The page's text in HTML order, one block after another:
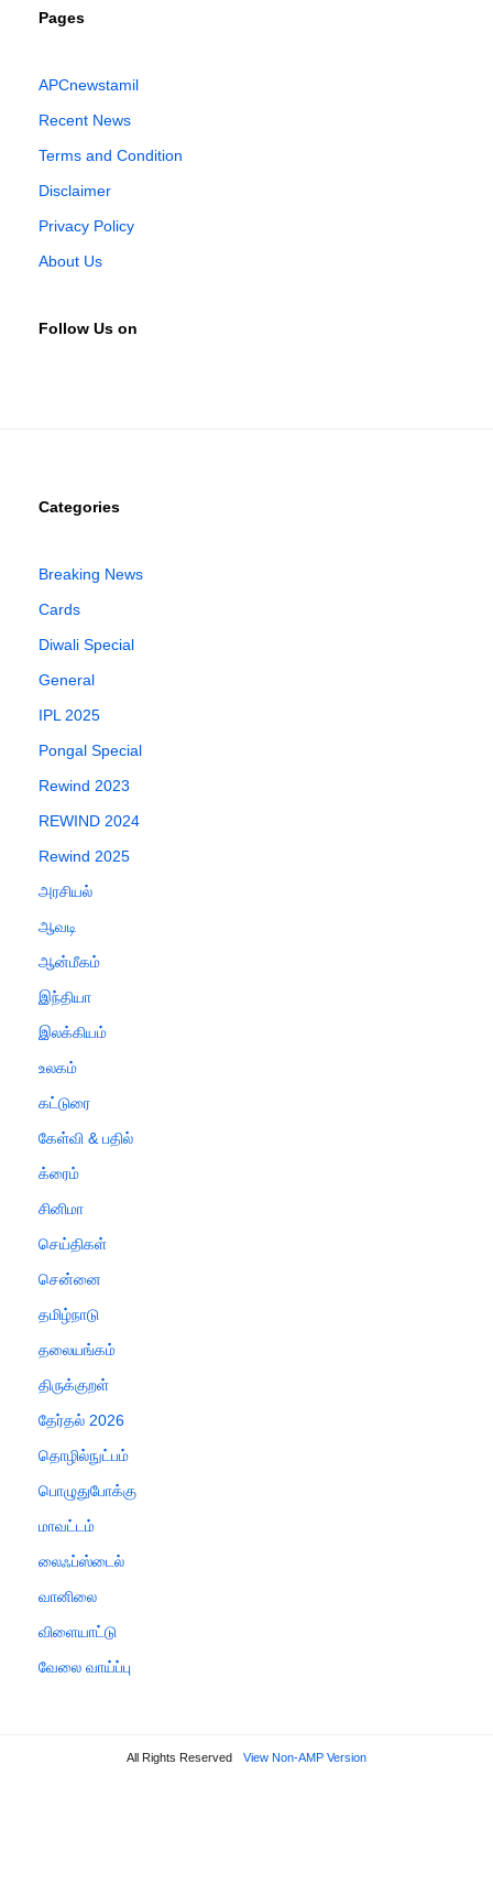
Pages
APCnewstamil
Recent News
Terms and Condition
Disclaimer
Privacy Policy
About Us
Follow Us on
Categories
Breaking News
Cards
Diwali Special
General
IPL 2025
Pongal Special
Rewind 2023
REWIND 2024
Rewind 2025
அரசியல்
ஆவடி
ஆன்மீகம்
இந்தியா
இலக்கியம்
உலகம்
கட்டுரை
கேள்வி & பதில்
க்ரைம்
சினிமா
செய்திகள்
சென்னை
தமிழ்நாடு
தலையங்கம்
திருக்குறள்
தேர்தல் 2026
தொழில்நுட்பம்
பொழுதுபோக்கு
மாவட்டம்
லைஃப்ஸ்டைல்
வானிலை
விளையாட்டு
வேலை வாய்ப்பு
All Rights Reserved View Non-AMP Version